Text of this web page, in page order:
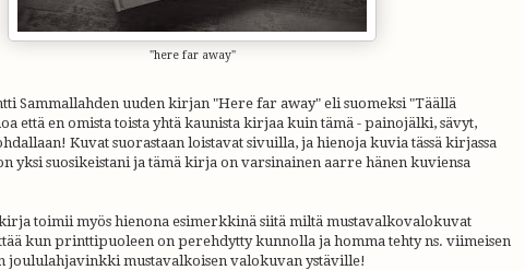
"here far away"
Sammallahden uuden kirjan "Here far away" eli suomeksi "Täällä
että en omista toista yhtä kaunista kirjaa kuin tämä - painojälki, sävyt,
Kuvat suorastaan loistavat sivuilla, ja hienoja kuvia tässä kirjassa
yksi suosikeistani ja tämä kirja on varsinainen aarre hänen kuviensa
kirja toimii myös hienona esimerkkinä siitä miltä mustavalkovalokuvat
kun printtipuoleen on perehdytty kunnolla ja homma tehty ns. viimeisen
joululahjavinkki mustavalkoisen valokuvan ystäville!